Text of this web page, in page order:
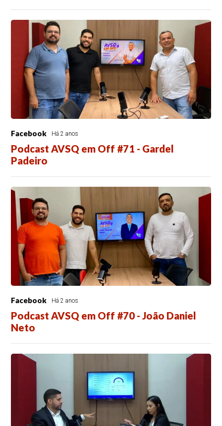
Facebook Há 2 anos
Podcast AVSQ em Off #71 - Gardel
Padeiro
Facebook Há 2 anos
Podcast AVSQ em Off #70 - João Daniel
Neto